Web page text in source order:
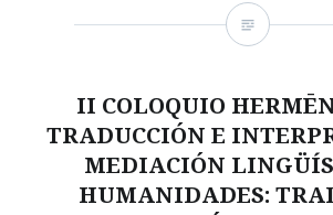
II COLOQUIO
TRADUCCIÓN E
MEDIACIÓN
HUMANIDADES: